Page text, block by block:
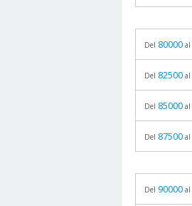
Del 80000 al
Del 82500 al
Del 85000 al
Del 87500 al
Del 90000 al